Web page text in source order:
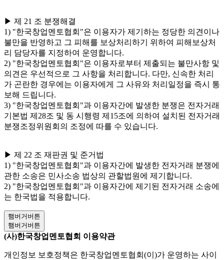
▶ 제 21 조 분쟁해결
1) "한국창업멘토협회"은 이용자가 제기하는 정당한 의견이나
불만을 반영하고 그 피해를 보상처리하기 위하여 피해보상처
리 담당자를 지정하여 운영합니다.
2) "한국창업멘토협회"은 이용자로부터 제출되는 불만사항 및
의견은 우선적으로 그 사항을 처리합니다. 다만, 신속한 처리
가 곤란한 경우에는 이용자에게 그 사유와 처리일정을 즉시 통
보해 드립니다.
3) "한국창업멘토협회"과 이용자간에 발생한 분쟁은 전자거래
기본법 제28조 및 동 시행령 제15조에 의하여 설치된 전자거래
분쟁조정위원회의 조정에 따를 수 있습니다.
▶ 제 22 조 재판권 및 준거법
1) "한국창업멘토협회"과 이용자간에 발생한 전자거래 분쟁에
관한 소송은 민사소송 법상의 관할법원에 제기합니다.
2) "한국창업멘토협회"과 이용자간에 제기된 전자거래 소송에
는 한국법을 적용합니다.
햄버거버튼
햄버거버튼
(사)한국창업멘토협회 이용약관
개인정보 보호정책은 한국창업멘토협회(이)가 운영하는 사이